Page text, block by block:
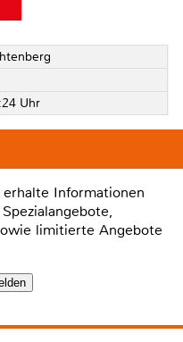
Uhr
Informationen
limitierte Angebote